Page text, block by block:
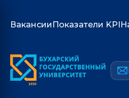
Вакансии Показатели KPI